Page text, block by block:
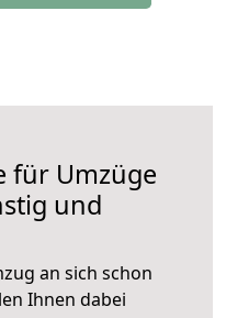
für Umzüge
und
an sich schon
Ihnen dabei